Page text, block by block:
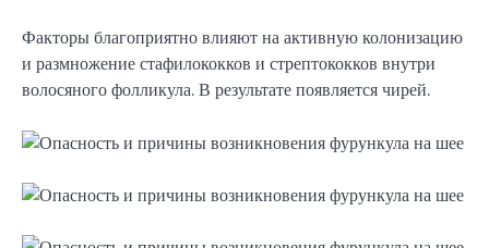
Факторы благоприятно влияют на активную колонизацию
и размножение стафилококков и стрептококков внутри
волосяного фолликула. В результате появляется чирей.